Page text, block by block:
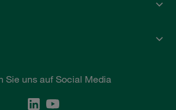
Sie uns auf Social Media